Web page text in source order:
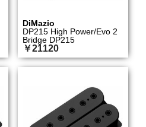
DiMazio
DP215 High Power/Evo 2
Bridge DP215
￥21120